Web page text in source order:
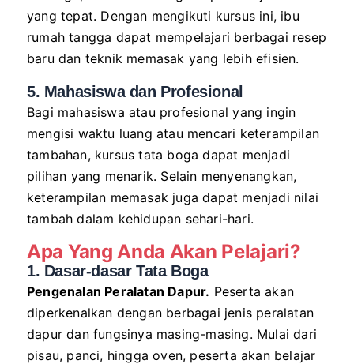
yang tepat. Dengan mengikuti kursus ini, ibu
rumah tangga dapat mempelajari berbagai resep
baru dan teknik memasak yang lebih efisien.
5. Mahasiswa dan Profesional
Bagi mahasiswa atau profesional yang ingin
mengisi waktu luang atau mencari keterampilan
tambahan, kursus tata boga dapat menjadi
pilihan yang menarik. Selain menyenangkan,
keterampilan memasak juga dapat menjadi nilai
tambah dalam kehidupan sehari-hari.
Apa Yang Anda Akan Pelajari?
1. Dasar-dasar Tata Boga
Pengenalan Peralatan Dapur. Peserta akan
diperkenalkan dengan berbagai jenis peralatan
dapur dan fungsinya masing-masing. Mulai dari
pisau, panci, hingga oven, peserta akan belajar